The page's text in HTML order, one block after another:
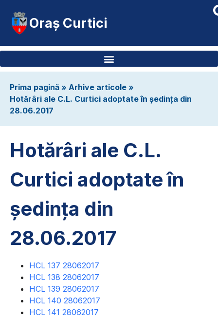
Oraș Curtici
Prima pagină » Arhive articole »
Hotărâri ale C.L. Curtici adoptate în ședința din
28.06.2017
Hotărâri ale C.L.
Curtici adoptate în
ședința din
28.06.2017
HCL 137 28062017
HCL 138 28062017
HCL 139 28062017
HCL 140 28062017
HCL 141 28062017